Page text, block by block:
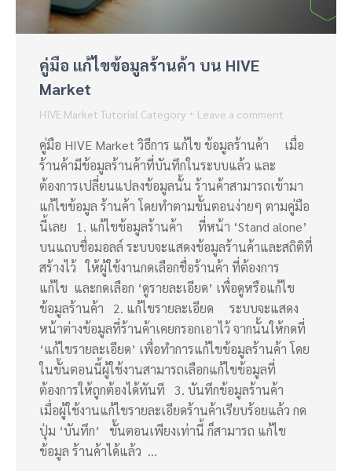
คู่มือ แก้ไขข้อมูลร้านค้า บน HIVE
Market
HIVE Market Tutorial Category Leave a comment
คู่มือ HIVE Market วิธีการ แก้ไข ข้อมูลร้านค้า เมื่อ
ร้านค้ามีข้อมูลร้านค้าที่บันทึกในระบบแล้ว และ
ต้องการเปลี่ยนแปลงข้อมูลนั้น ร้านค้าสามารถเข้ามา
แก้ไขข้อมูล ร้านค้า โดยทำตามขั้นตอนง่ายๆ ตามคู่มือ
นี้เลย 1. แก้ไขข้อมูลร้านค้า ที่หน้า ‘Stand alone’
บนแถบชื่อมอลล์ ระบบจะแสดงข้อมูลร้านค้าและสถิติที่
สร้างไว้ ให้ผู้ใช้งานกดเลือกชื่อร้านค้า ที่ต้องการ
แก้ไข และกดเลือก ‘ดูรายละเอียด’ เพื่อดูหรือแก้ไข
ข้อมูลร้านค้า 2. แก้ไขรายละเอียด ระบบจะแสดง
หน้าต่างข้อมูลที่ร้านค้าเคยกรอกเอาไว้ จากนั้นให้กดที่
‘แก้ไขรายละเอียด’ เพื่อทำการแก้ไขข้อมูลร้านค้า โดย
ในขั้นตอนนี้ผู้ใช้งานสามารถเลือกแก้ไขข้อมูลที่
ต้องการให้ถูกต้องได้ทันที 3. บันทึกข้อมูลร้านค้า
เมื่อผู้ใช้งานแก้ไขรายละเอียดร้านค้าเรียบร้อยแล้ว กด
ปุ่ม ‘บันทึก’ ขั้นตอนเพียงเท่านี้ ก็สามารถ แก้ไข
ข้อมูล ร้านค้าได้แล้ว …